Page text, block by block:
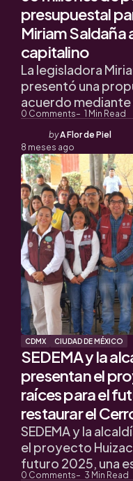
presupuestal
Miriam Saldaña
capitalino
0 Comments 1 Min Read
La legisladora
presentó una
acuerdo mediante
Posted
by
byA Flor de Piel
8 meses ago
CDMX CIUDAD DE MÉXICO
SEDEMA y la
presentan el
raíces para el
restaurar el
0 Comments 3 Min Read
SEDEMA y la
el proyecto
futuro 2025, una